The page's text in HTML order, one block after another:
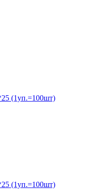
(1уп.=100шт)
(1уп.=100шт)